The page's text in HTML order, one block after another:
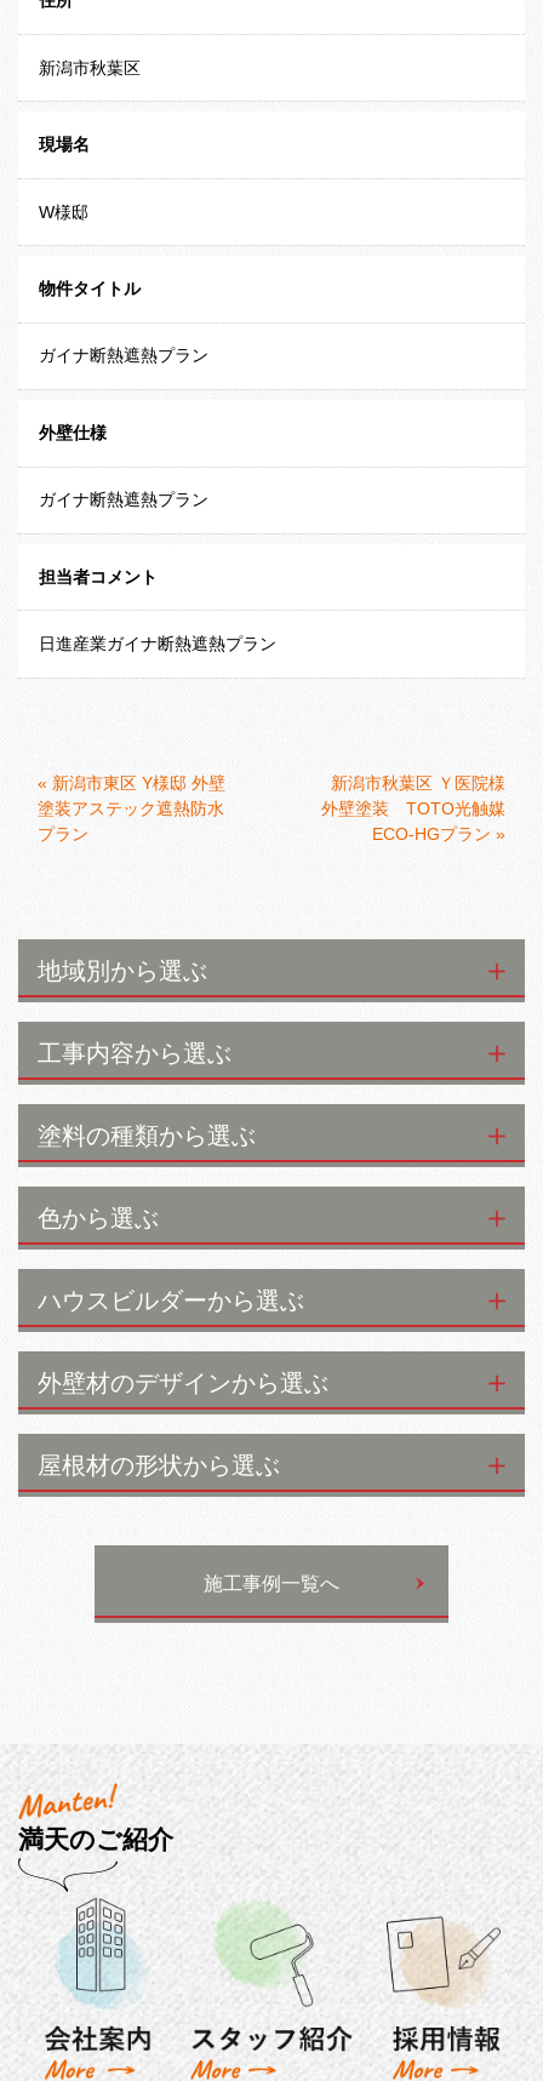
新潟市秋葉区
現場名
W様邸
物件タイトル
ガイナ断熱遮熱プラン
外壁仕様
ガイナ断熱遮熱プラン
担当者コメント
日進産業ガイナ断熱遮熱プラン
« 新潟市東区 Y様邸 外壁
塗装アステック遮熱防水
プラン
新潟市秋葉区 Ｙ医院様
外壁塗装 TOTO光触媒
ECO-HGプラン »
地域別から選ぶ
工事内容から選ぶ
塗料の種類から選ぶ
色から選ぶ
ハウスビルダーから選ぶ
外壁材のデザインから選ぶ
屋根材の形状から選ぶ
施工事例一覧へ
満天のご紹介